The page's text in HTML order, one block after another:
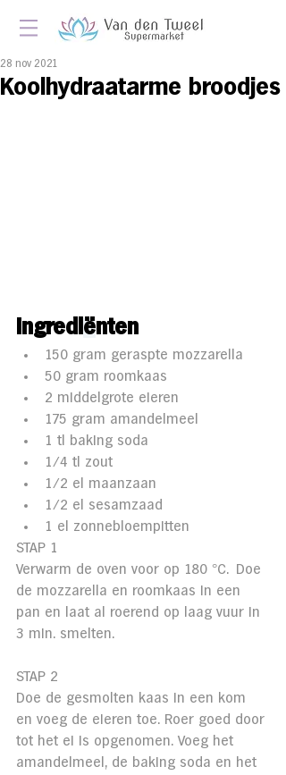
Koolhydraatarme broodjes
28 nov 2021
Ingredi ë nten
150 gram geraspte mozzarella
50 gram roomkaas
2 middelgrote eieren
175 gram amandelmeel
1 tl baking soda
1/4 tl zout
1/2 el maanzaan
1/2 el sesamzaad
1 el zonnebloempitten
STAP 1
Verwarm de oven voor op 180 °C.  Doe
de mozzarella en roomkaas in een
pan en laat al roerend op laag vuur in
3 min. smelten.
STAP 2
Doe de gesmolten kaas in een kom
en voeg de eieren toe. Roer goed door
tot het ei is opgenomen. Voeg het
amandelmeel, de baking soda en het